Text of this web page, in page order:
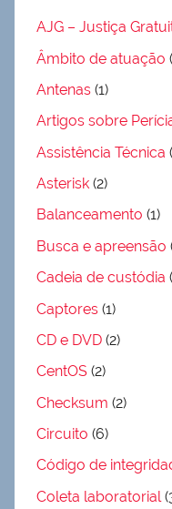
AJG – Justiça
Âmbito de atuação
Antenas (1)
Artigos sobre
Assistência Técnica
Asterisk (2)
Balanceamento (1)
Busca e apreensão
Cadeia de custódia
Captores (1)
CD e DVD (2)
CentOS (2)
Checksum (2)
Circuito (6)
Código de
Coleta laboratorial